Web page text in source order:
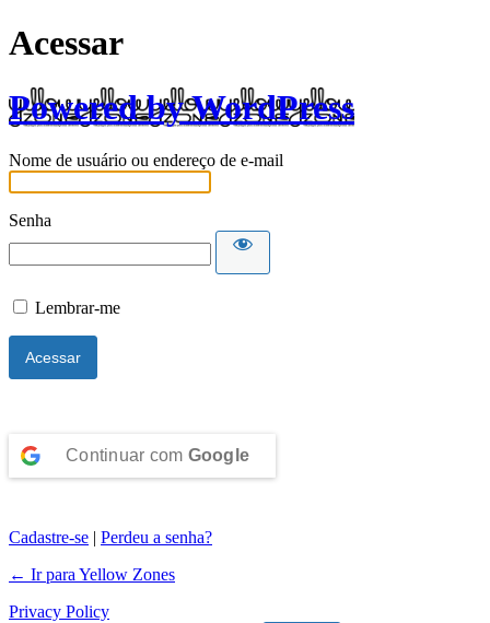
Acessar
Powered by WordPress
Nome de usuário ou endereço de e-mail
Senha
Lembrar-me
Continuar com Google
Cadastre-se | Perdeu a senha?
← Ir para Yellow Zones
Privacy Policy